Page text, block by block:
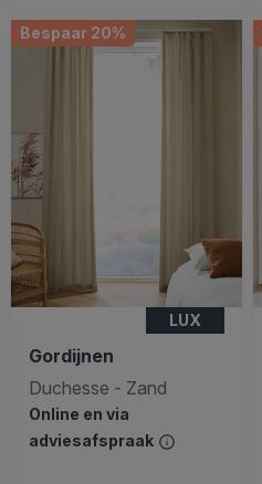
Bespaar 20%
LUX
Gordijnen
Duchesse - Zand
Online en via
adviesafspraak